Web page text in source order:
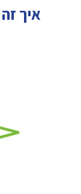
איך זה עובד?